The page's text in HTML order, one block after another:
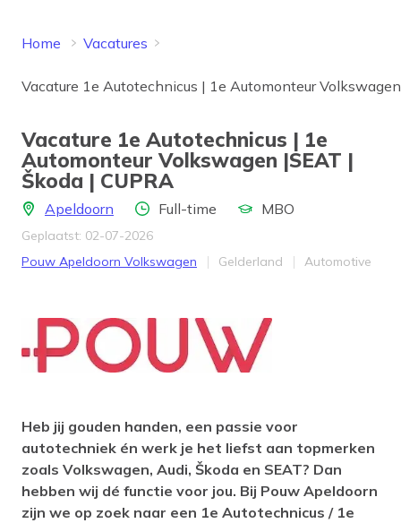
Home Vacatures
Vacature 1e Autotechnicus | 1e Automonteur
Vacature 1e Autotechnicus | 1e
Automonteur Volkswagen |SEAT |
Škoda | CUPRA
LocatieApeldoorn Aantal uren
Full-time Opleidingsniveau
MBO
Geplaatst: 02-07-2026
Bedrijf
Pouw Apeldoorn Volkswagen Provincie
Gelderland Werkveld
Automotive
Heb jij gouden handen, een passie voor
autotechniek én werk je het liefst aan topmerken
zoals Volkswagen, Audi, Škoda en SEAT? Dan
hebben wij dé functie voor jou. Bij Pouw Apeldoorn
zijn we op zoek naar een 1e Autotechnicus / 1e